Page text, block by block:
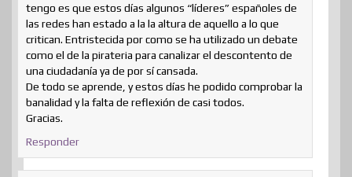
tengo es que estos días algunos “líderes” españoles de
las redes han estado a la la altura de aquello a lo que
critican. Entristecida por como se ha utilizado un debate
como el de la pirateria para canalizar el descontento de
una ciudadanía ya de por sí cansada.
De todo se aprende, y estos días he podido comprobar la
banalidad y la falta de reflexión de casi todos.
Gracias.
Responder